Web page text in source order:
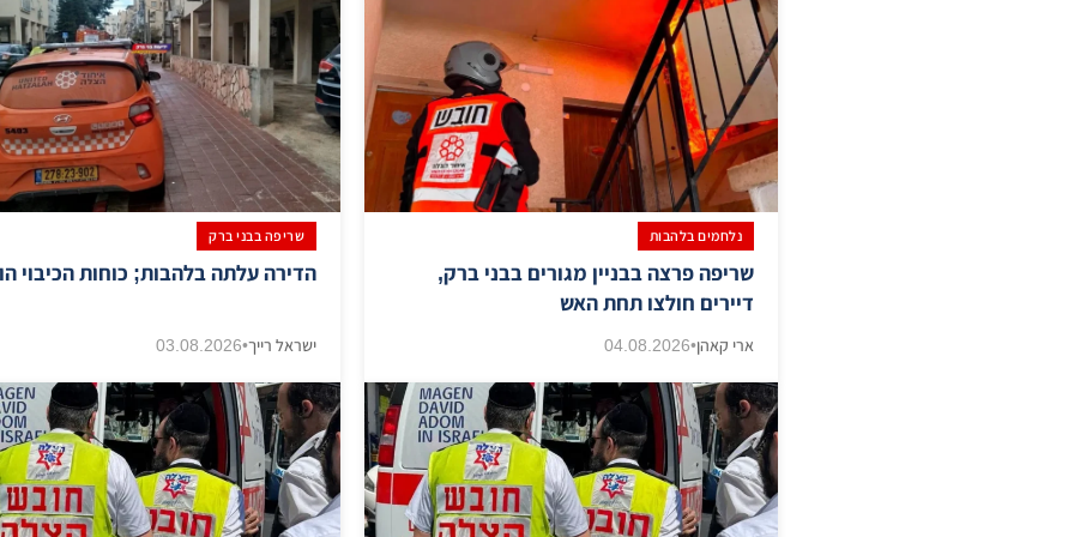
נלחמים בלהבות
שריפה פרצה בבניין מגורים בבני ברק,
דיירים חולצו תחת האש
ארי קאהן•
04.08.2026
שריפה בבני ברק
הדירה עלתה בלהבות; כוחות הכיבוי
ישראל רייך•
03.08.2026